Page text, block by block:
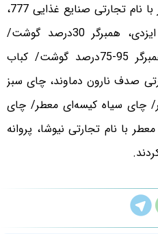
نخود آبگوشتی/ کنسرو لوبیا سبز با نام تجارتی صنایع غذایی 777،
سرکه تخمیری با نام تجارتی ایزدی، همبرگر 30درصد گوشت/
همبرگر 74-60درصد گوشت/ همبرگر 95-75درصد گوشت/ کباب
صدف نارون دماوند، چای سبز
چای سیاه کیسه‌ای معطر/ چای
با نام تجارتی نیوشا، پروانه